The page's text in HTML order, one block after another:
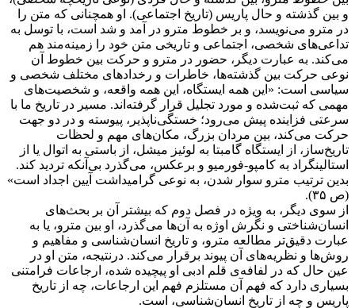
و بین گذشته و حال پاریس (تاریخ اجتماعی). او همچنانی که متن را
در مترو می‌نویسد، و بر خطوط مترو در آمد و شد است، با توسل به
تداعی‌های شخصی، اجتماعی و تاریخی متن خود را زمینه‌مند هم
می‌کند. به عبارت دیگر، حضور در مترو و حرکت بین خطوط آن
نوعی حرکت بین گذشته‌ها، خاطرات و رخدادهای مختلف شخصی و
سیاسی است: «این همه ایستگاه، این همه واقعه، و شخصیت‌های
مهمی که ثبت‌شده و مورد تجلیل قرار گرفته‌اند. مسیر در تاریخ ما با
سرعتی فزاینده پیش می‌رود؛ خستگی‌ناپذیر، پیوسته و در دو جهت
حرکت می‌کند، بین مردان بزرگ، مکان‌های مهم و لحظات
تاریخ‌ساز، از ایستگاه گامبتا به لوئیز میشل، از باستی به اتوال یا از
استالینگراد به کامپو-فورمیو و برعکس، می‌گذرد بی‌آنکه تردید کند.
بدین ترتیب مترو سوار شدن، به نوعی گرامیداشت آیین اجداد است»
(ص ۳۵).
از سوی دیگر، به ویژه در فصل دوم که بیشتر آن بر بحث‌های
انسان‌شناختی و نگرش اوژه به آن‌ها می‌گذرد، او بین مترو، یا به
عبارت دقیق‌تر مطالعه مترو، و تاریخ انسان‌شناسی و مفاهیم و
روش‌ها و نظریه‌های آن پیوند برقرار می‌کند. درنتیجه، متن او در
عین حال که در لفافه‌ی قلم ادبی او پیچیده شده، ارجاعات فرامتنی
بسیاری دارد که فهم آن مستلزم فهم این ارجاعات، چه از تاریخ
پاریس و چه از تاریخ انسان‌شناسی، است.